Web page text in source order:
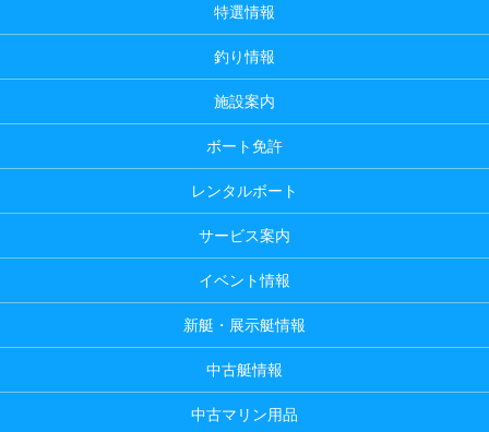
特選情報
釣り情報
施設案内
ボート免許
レンタルボート
サービス案内
イベント情報
新艇・展示艇情報
中古艇情報
中古マリン用品